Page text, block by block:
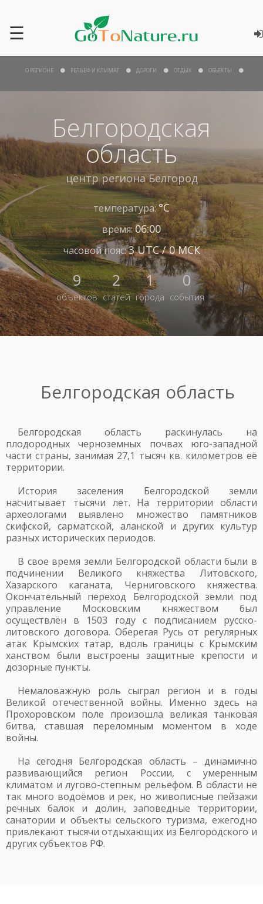
☰
Белгородская
область
центр регионаБелгород
температура:°С
время:06:00
часовой пояс:3 UTC / 0 МСК
9
объектов
2
статей
1
города
0
события
О РЕГИОНЕ РЕЛЬЕФ И КЛИМАТ ДОРОГИ ОТДЫХ ОБЪЕКТЫ
Белгородская область
Белгородская область раскинулась на
плодородных черноземных почвах юго-западной
части страны, занимая 27,1 тысяч кв. километров её
территории.
История заселения Белгородской земли
насчитывает тысячи лет. На территории области
археологами выявлено множество памятников
скифской, сарматской, аланской и других культур
разных исторических периодов.
В свое время земли Белгородской области были в
подчинении Великого княжества Литовского,
Хазарского каганата, Черниговского княжества.
Окончательный переход Белгородской земли под
управление Московским княжеством был
осуществлён в 1503 году с подписанием русско-
литовского договора. Оберегая Русь от регулярных
атак Крымских татар, вдоль границы с Крымским
ханством были выстроены защитные крепости и
дозорные пункты.
Немаловажную роль сыграл регион и в годы
Великой отечественной войны. Именно здесь на
Прохоровском поле произошла великая танковая
битва, ставшая переломным моментом в ходе
войны.
На сегодня Белгородская область – динамично
развивающийся регион России, с умеренным
климатом и лугово-степным рельефом. В области не
так много водоёмов и рек, но живописные пейзажи
речных балок и долин, заповедные территории,
санатории и объекты сельского туризма, ежегодно
привлекают тысячи отдыхающих из Белгородского и
других субъектов РФ.